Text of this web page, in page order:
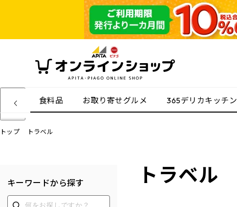
食料品 お取り寄せグルメ 365デリカキッチン
トップ トラベル
キーワードから探す トラベル